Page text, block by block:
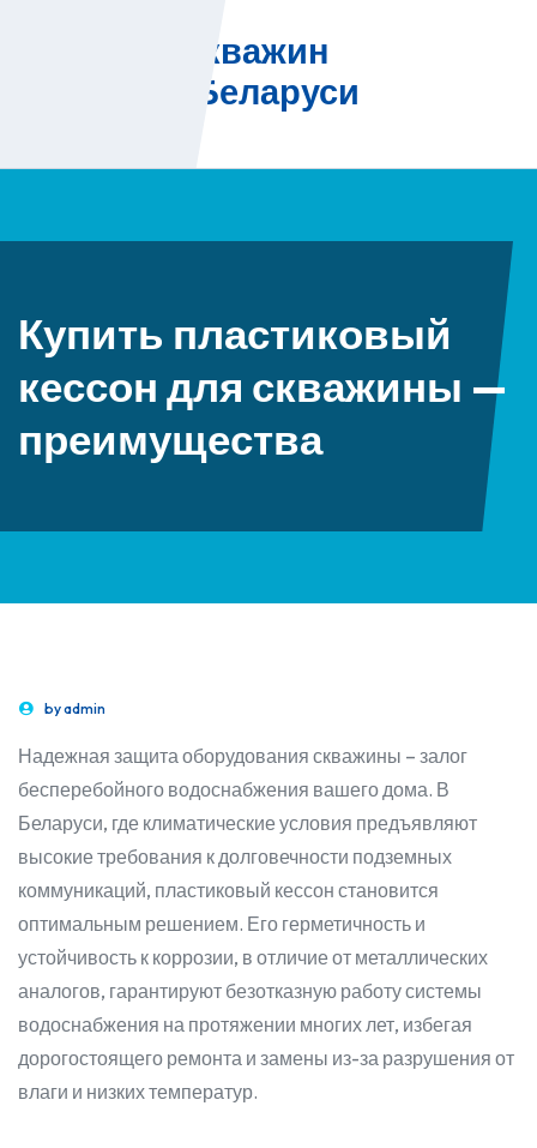
Бурение скважин
на воду в Беларуси
Купить пластиковый
кессон для скважины —
преимущества
byadmin
Надежная защита оборудования скважины – залог
бесперебойного водоснабжения вашего дома. В
Беларуси, где климатические условия предъявляют
высокие требования к долговечности подземных
коммуникаций, пластиковый кессон становится
оптимальным решением. Его герметичность и
устойчивость к коррозии, в отличие от металлических
аналогов, гарантируют безотказную работу системы
водоснабжения на протяжении многих лет, избегая
дорогостоящего ремонта и замены из-за разрушения от
влаги и низких температур.